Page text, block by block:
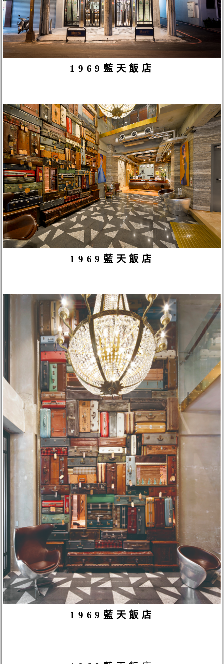
1969藍天飯店
1969藍天飯店
1969藍天飯店